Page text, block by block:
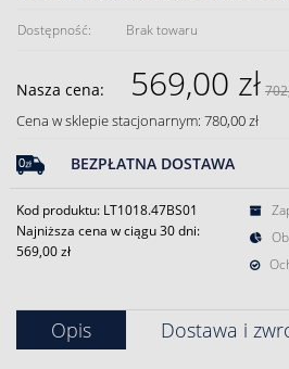
Dostępność: Brak towaru
Nasza cena: 569,00 zł
Cena w sklepie stacjonarnym: 780,00 zł
BEZPŁATNA DOSTAWA
Kod produktu: LT1018.47BS01
Najniższa cena w ciągu 30 dni:
569,00 zł
Opis Dostawa i